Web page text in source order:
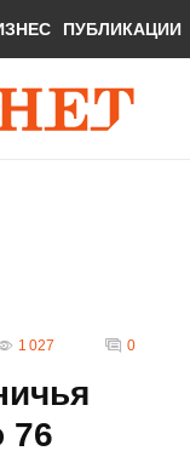
ПУБЛИКАЦИИ
1 027 0
76